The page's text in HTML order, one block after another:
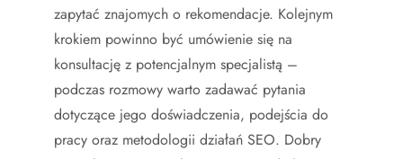
zapytać znajomych o rekomendacje. Kolejnym
krokiem powinno być umówienie się na
konsultację z potencjalnym specjalistą –
podczas rozmowy warto zadawać pytania
dotyczące jego doświadczenia, podejścia do
pracy oraz metodologii działań SEO. Dobry